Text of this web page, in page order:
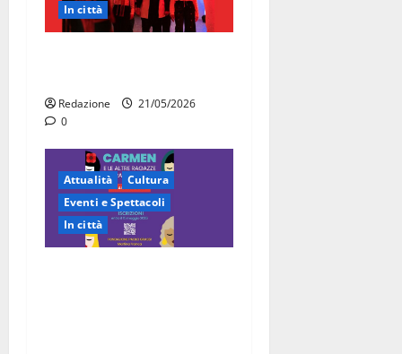
In città
Redazione
21/05/2026
0
Attualità
Cultura
Eventi e Spettacoli
In città